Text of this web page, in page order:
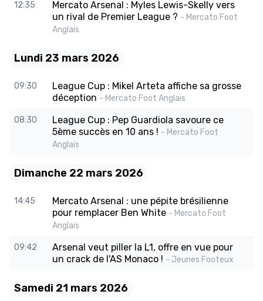
12:35
Mercato Arsenal : Myles Lewis-Skelly vers
un rival de Premier League ? - Mercato Foot
Anglais
Lundi 23 mars 2026
09:30
League Cup : Mikel Arteta affiche sa grosse
déception - Mercato Foot Anglais
08:30
League Cup : Pep Guardiola savoure ce
5ème succès en 10 ans ! - Mercato Foot
Anglais
Dimanche 22 mars 2026
14:45
Mercato Arsenal : une pépite brésilienne
pour remplacer Ben White - Mercato Foot
Anglais
09:42
Arsenal veut piller la L1, offre en vue pour
un crack de l'AS Monaco ! - Jeunes Footeux
Samedi 21 mars 2026